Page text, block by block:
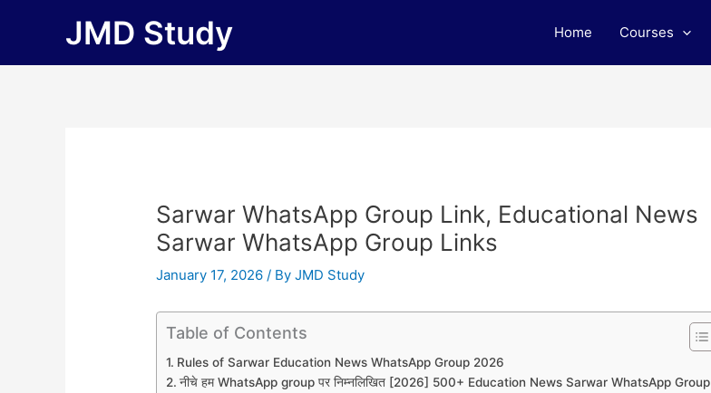
JMD Study Home Courses
Sarwar WhatsApp Group Link, Educational News
Sarwar WhatsApp Group Links
January 17, 2026/ ByJMD Study
Table of Contents
Rules of Sarwar Education News WhatsApp Group 2026
नीचे हम WhatsApp group पर निम्नलिखित [2026] 500+ Education News Sarwar WhatsApp Group